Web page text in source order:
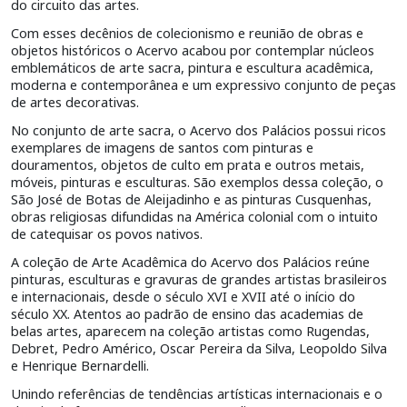
do circuito das artes.
Com esses decênios de colecionismo e reunião de obras e
objetos históricos o Acervo acabou por contemplar núcleos
emblemáticos de arte sacra, pintura e escultura acadêmica,
moderna e contemporânea e um expressivo conjunto de peças
de artes decorativas.
No conjunto de arte sacra, o Acervo dos Palácios possui ricos
exemplares de imagens de santos com pinturas e
douramentos, objetos de culto em prata e outros metais,
móveis, pinturas e esculturas. São exemplos dessa coleção, o
São José de Botas de Aleijadinho e as pinturas Cusquenhas,
obras religiosas difundidas na América colonial com o intuito
de catequisar os povos nativos.
A coleção de Arte Acadêmica do Acervo dos Palácios reúne
pinturas, esculturas e gravuras de grandes artistas brasileiros
e internacionais, desde o século XVI e XVII até o início do
século XX. Atentos ao padrão de ensino das academias de
belas artes, aparecem na coleção artistas como Rugendas,
Debret, Pedro Américo, Oscar Pereira da Silva, Leopoldo Silva
e Henrique Bernardelli.
Unindo referências de tendências artísticas internacionais e o